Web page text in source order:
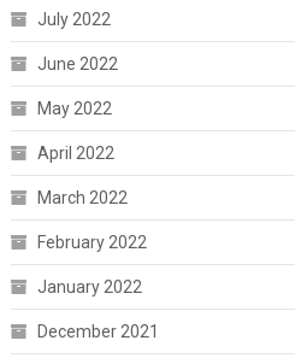
July 2022
June 2022
May 2022
April 2022
March 2022
February 2022
January 2022
December 2021